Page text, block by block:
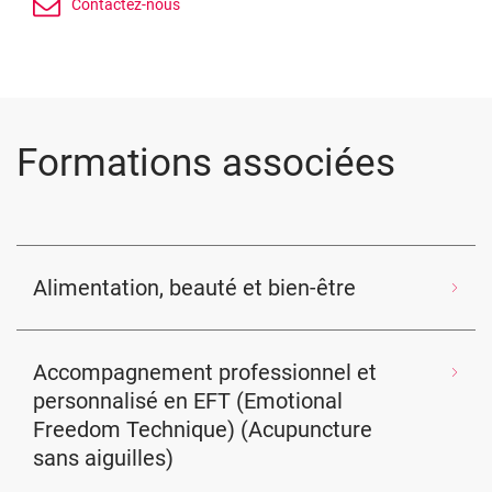
Formations associées
Alimentation, beauté et bien-être
Accompagnement professionnel et
personnalisé en EFT (Emotional
Freedom Technique) (Acupuncture
sans aiguilles)